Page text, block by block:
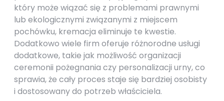
który może wiązać się z problemami prawnymi
lub ekologicznymi związanymi z miejscem
pochówku, kremacja eliminuje te kwestie.
Dodatkowo wiele firm oferuje różnorodne usługi
dodatkowe, takie jak możliwość organizacji
ceremonii pożegnania czy personalizacji urny, co
sprawia, że cały proces staje się bardziej osobisty
i dostosowany do potrzeb właściciela.